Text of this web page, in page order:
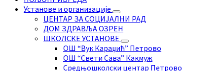
Установе и организације
ЦЕНТАР ЗА СОЦИЈАЛНИ РАД
ДОМ ЗДРАВЉА ОЗРЕН
ШКОЛСКЕ УСТАНОВЕ
ОШ “Вук Караџић” Петрово
ОШ “Свети Сава” Какмуж
Средњошколски центар Петрово